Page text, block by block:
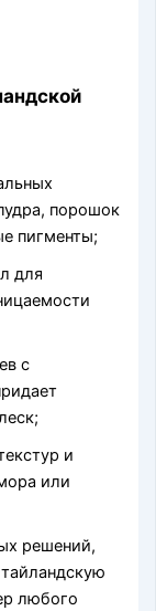
порошок
пигменты;
для
с
и
или
решений,
любого